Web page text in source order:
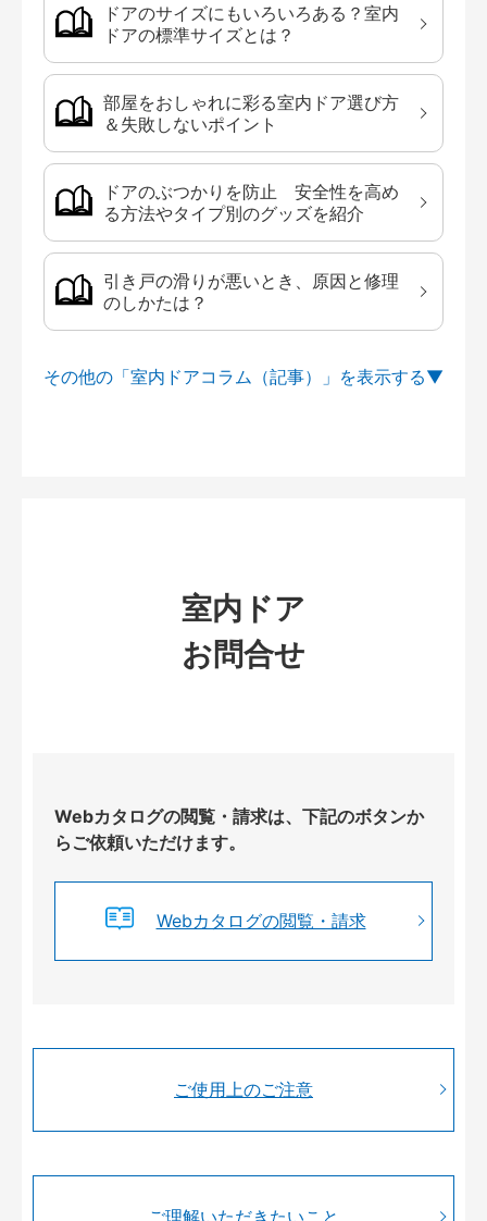
ドアのサイズにもいろいろある？室内
ドアの標準サイズとは？
部屋をおしゃれに彩る室内ドア選び方
＆失敗しないポイント
ドアのぶつかりを防止 安全性を高め
る方法やタイプ別のグッズを紹介
引き戸の滑りが悪いとき、原因と修理
のしかたは？
その他の「室内ドアコラム（記事）」を
室内ドア
お問合せ
Webカタログの閲覧・請求は、下記のボタンか
らご依頼いただけます。
Webカタログの閲覧・請求
ご使用上のご注意
ご理解いただきたいこと